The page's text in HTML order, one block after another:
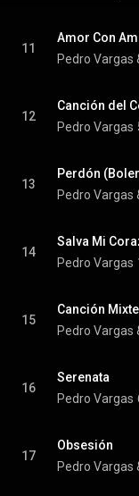
11
Amor Con
Pedro Vargas
12
Canción del
Pedro Vargas
13
Perdón
Pedro Vargas
14
Salva Mi
Pedro Vargas
15
Canción
16
Serenata
Pedro Vargas
17
Obsesión
Pedro Vargas